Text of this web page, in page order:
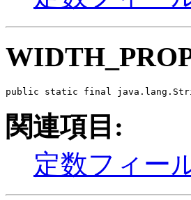
public static final
関連項目:
定数フィー